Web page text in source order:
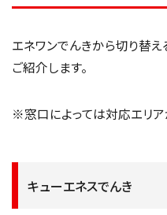
エネワンでんきから切り替
ご紹介します。
※窓口によっては対応エリア
キューエネスでんき